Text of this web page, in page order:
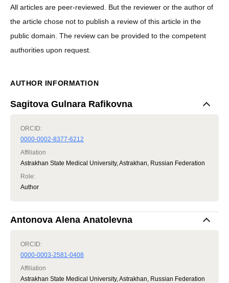
All articles are peer-reviewed. But the reviewer or the author of
the article chose not to publish a review of this article in the
public domain. The review can be provided to the competent
authorities upon request.
AUTHOR INFORMATION
Sagitova Gulnara Rafikovna
ORCID:
0000-0002-8377-6212
Affiliation
Astrakhan State Medical University, Astrakhan, Russian Federation
Role:
Author
Antonova Alena Anatolevna
ORCID:
0000-0003-2581-0408
Affiliation
Astrakhan State Medical University, Astrakhan, Russian Federation